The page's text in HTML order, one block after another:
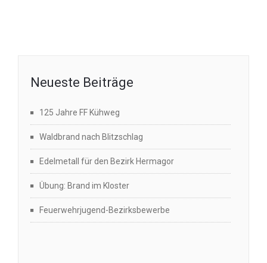
Neueste Beiträge
125 Jahre FF Kühweg
Waldbrand nach Blitzschlag
Edelmetall für den Bezirk Hermagor
Übung: Brand im Kloster
Feuerwehrjugend-Bezirksbewerbe